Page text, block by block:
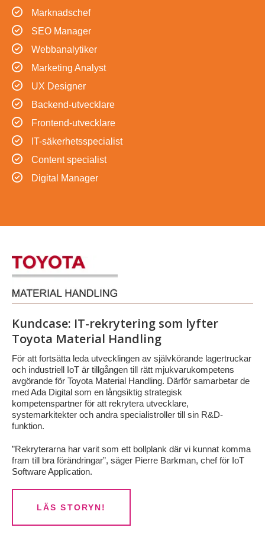
Marknadschef
SEO Manager
Webbanalytiker
Marketing Analyst
UX Designer
Backend-utvecklare
Frontend-utvecklare
IT-säkerhetsspecialist
Content specialist
Digital Manager
Kundcase: IT-rekrytering som lyfter
Toyota Material Handling
För att fortsätta leda utvecklingen av självkörande lagertruckar
och industriell IoT är tillgången till rätt mjukvarukompetens
avgörande för Toyota Material Handling. Därför samarbetar de
med Ada Digital som en långsiktig strategisk
kompetenspartner för att rekrytera utvecklare,
systemarkitekter och andra specialistroller till sin R&D-
funktion.
”Rekryterarna har varit som ett bollplank där vi kunnat komma
fram till bra förändringar”, säger Pierre Barkman, chef för IoT
Software Application.
LÄS STORYN!